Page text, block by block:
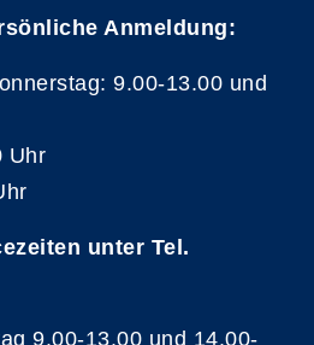
Anmeldung:
9.00-13.00 und
Uhr
unter Tel.
9.00-13.00 und 14.00-